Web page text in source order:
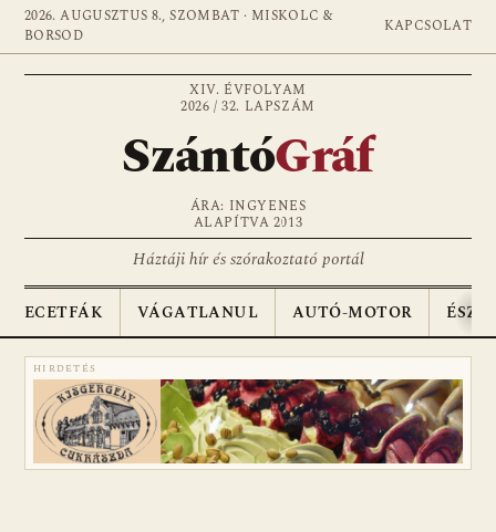
2026. AUGUSZTUS 8., SZOMBAT · MISKOLC &
BORSOD
KAPCSOLAT
XIV. ÉVFOLYAM
2026 / 32. LAPSZÁM
SzántóGráf
ÁRA: INGYENES
ALAPÍTVA 2013
Háztáji hír és szórakoztató portál
ECETFÁK VÁGATLANUL AUTÓ-MOTOR
HIRDETÉS